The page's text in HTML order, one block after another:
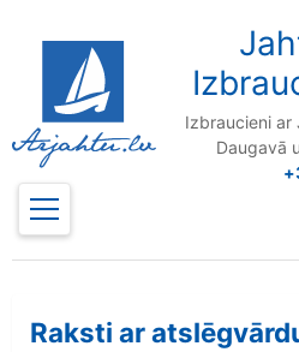
Izbraucieni ar
Daugavā
Raksti ar